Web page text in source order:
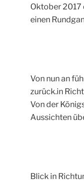
Oktober 2017
einen
Von nun an
zurück.in
Von der
Aussichten
Blick in